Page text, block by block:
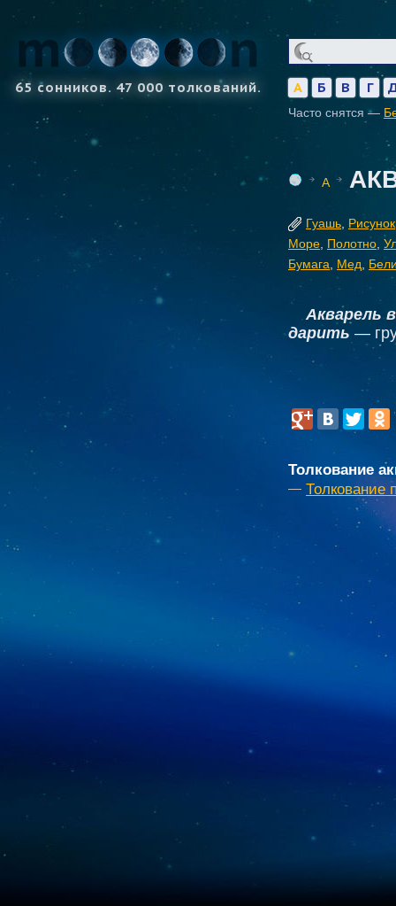
65 сонников. 47 000 толкований. А Б В Г
Часто снятся —
А
Гуашь Рисунок
Море Полотно
Бумага
Мед
Акварель
дарить —
Толкование
Толкование